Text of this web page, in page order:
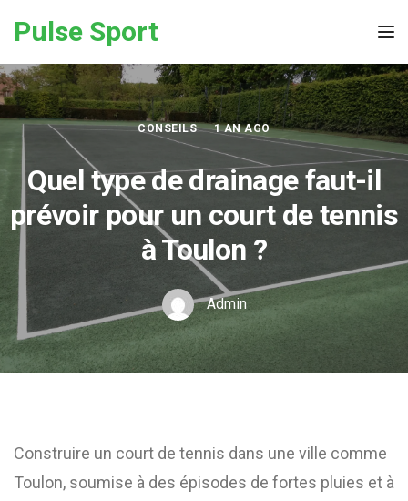
Pulse Sport
CONSEILS 1 AN AGO
Quel type de drainage faut-il
prévoir pour un court de tennis
à Toulon ?
Admin
Construire un court de tennis dans une ville comme
Toulon, soumise à des épisodes de fortes pluies et à